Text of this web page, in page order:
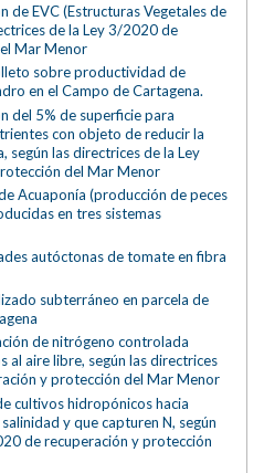
de EVC (Estructuras Vegetales de
de la Ley 3/2020 de
Mar Menor
sobre productividad de
en el Campo de Cartagena.
del 5% de superficie para
con objeto de reducir la
según las directrices de la Ley
del Mar Menor
Acuaponía (producción de peces
en tres sistemas
autóctonas de tomate en fibra
subterráneo en parcela de
de nitrógeno controlada
al aire libre, según las directrices
y protección del Mar Menor
cultivos hidropónicos hacia
y que capturen N, según
de recuperación y protección